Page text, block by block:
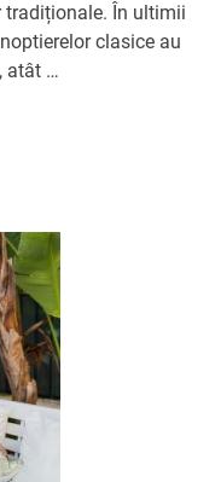
tradiționale. În ultimii
clasice au
atât …